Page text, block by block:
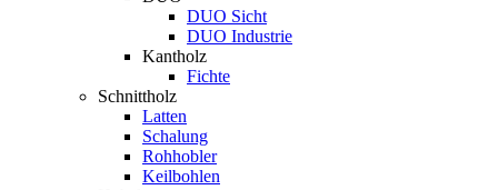
DUO Sicht
DUO Industrie
Kantholz
Fichte
Schnittholz
Latten
Schalung
Rohhobler
Keilbohlen